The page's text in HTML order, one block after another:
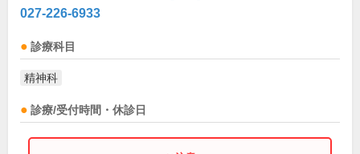
027-226-6933
診療科目
精神科
診療/受付時間・休診日